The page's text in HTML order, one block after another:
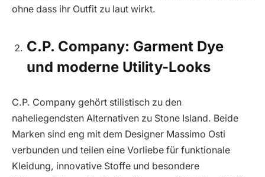
ohne dass ihr Outfit zu laut wirkt.
C.P. Company: Garment Dye
und moderne Utility-Looks
C.P. Company gehört stilistisch zu den
naheliegendsten Alternativen zu Stone Island. Beide
Marken sind eng mit dem Designer Massimo Osti
verbunden und teilen eine Vorliebe für funktionale
Kleidung, innovative Stoffe und besondere